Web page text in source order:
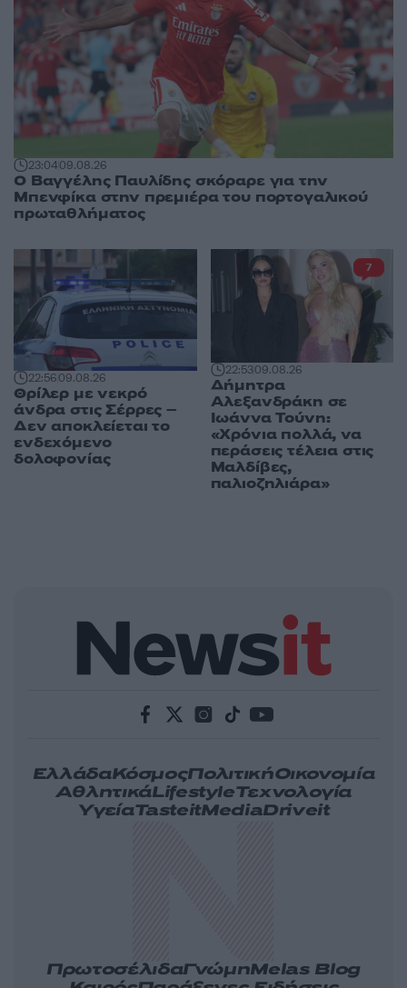
23:0409.08.26
Ο Βαγγέλης Παυλίδης σκόραρε για την
Μπενφίκα στην πρεμιέρα του πορτογαλικού
πρωταθλήματος
22:5609.08.26
Θρίλερ με νεκρό
άνδρα στις Σέρρες –
Δεν αποκλείεται το
ενδεχόμενο
δολοφονίας
22:5309.08.26
Δήμητρα
Αλεξανδράκη σε
Ιωάννα Τούνη:
«Χρόνια πολλά, να
περάσεις τέλεια στις
Μαλδίβες,
παλιοζηλιάρα»
7
ΕλλάδαΚόσμοςΠολιτικήΟικονομία
ΑθλητικάLifestyleΤεχνολογία
ΥγείαTasteitMediaDriveit
ΠρωτοσέλιδαΓνώμηMelas Blog